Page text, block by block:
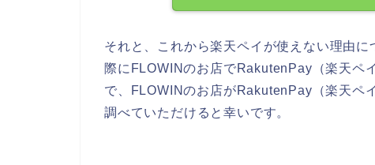
それと、これから楽天ペイが使えない理由
際にFLOWINのお店でRakutenPay（楽天ペ
で、FLOWINのお店がRakutenPay（楽天ペ
調べていただけると幸いです。